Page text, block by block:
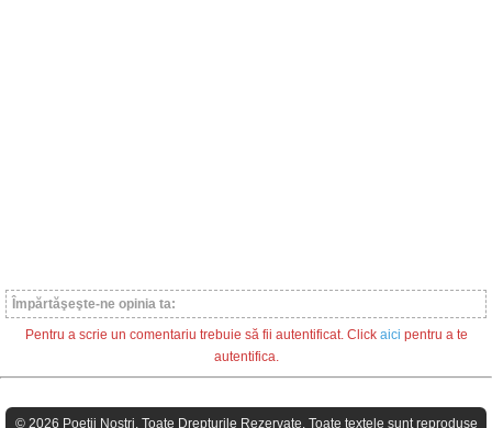
Împărtăşeşte-ne opinia ta:
Pentru a scrie un comentariu trebuie să fii autentificat. Click aici pentru a te
autentifica.
© 2026 Poeţii Nostri. Toate Drepturile Rezervate. Toate textele sunt reproduse